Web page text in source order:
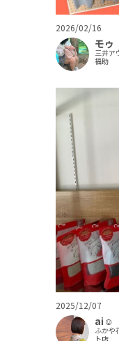
2026/02/16
モゥ
三井ア
福助
2025/12/07
ai‪‪☺︎‬
ふかや
ト店